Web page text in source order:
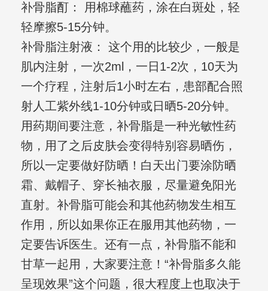
补骨脂酊： 用棉球蘸药，涂在白斑处，轻
轻摩擦5-15分钟。
补骨脂注射液： 这个用的比较少，一般是
肌内注射，一次2ml，一日1-2次，10天为
一个疗程，注射后1小时左右，患部配合照
射人工紫外线1-10分钟或日晒5-20分钟。
用药期间要注意，补骨脂是一种光敏性药
物，用了之后皮肤会变得特别容易晒伤，
所以一定要做好防晒！白天出门要涂防晒
霜、戴帽子、穿长袖衣服，尽量避免阳光
直射。补骨脂可能会和其他药物发生相互
作用，所以如果你正在服用其他药物，一
定要告诉医生。还有一点，补骨脂不能和
甘草一起用，大家要注意！“补骨脂多久能
呈现效果”这个问题，很大程度上也取决于